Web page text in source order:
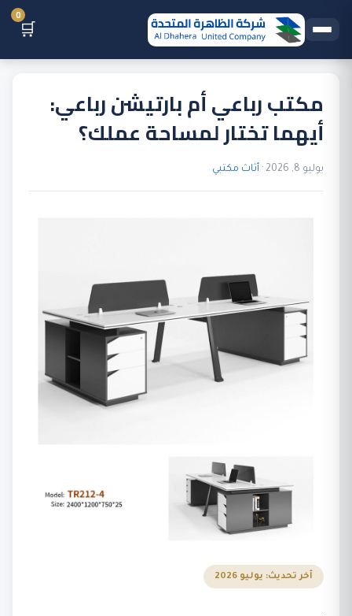
🛒
0
مكتب رباعي أم بارتيشن رباعي:
أيهما تختار لمساحة عملك؟
يوليو 8, 2026 · أثاث مكتبي
آخر تحديث: يوليو 2026